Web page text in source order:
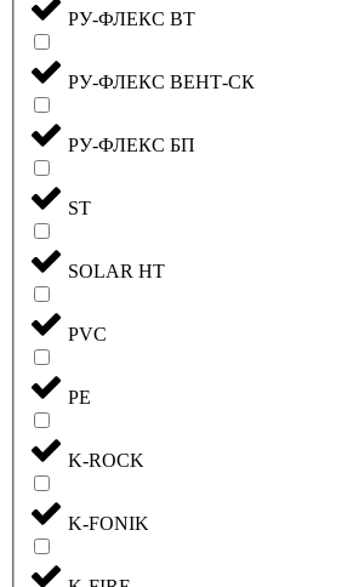
РУ-ФЛЕКС ВТ
РУ-ФЛЕКС ВЕНТ-СК
РУ-ФЛЕКС БП
ST
SOLAR HT
PVC
PE
K-ROCK
K-FONIK